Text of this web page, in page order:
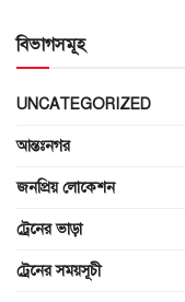
বিভাগসমূহ
UNCATEGORIZED
আন্তঃনগর
জনপ্রিয় লোকেশন
ট্রেনের ভাড়া
ট্রেনের সময়সূচী